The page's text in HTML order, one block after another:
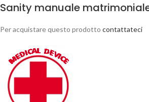
Sanity manuale
Per acquistare questo prodotto contattateci